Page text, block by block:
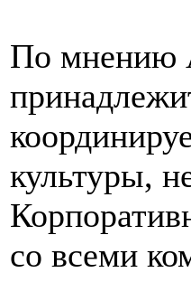
По мнению
культуры,
со всеми